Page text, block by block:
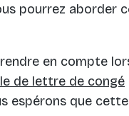
pourrez aborder
en compte
de lettre de congé
espérons que